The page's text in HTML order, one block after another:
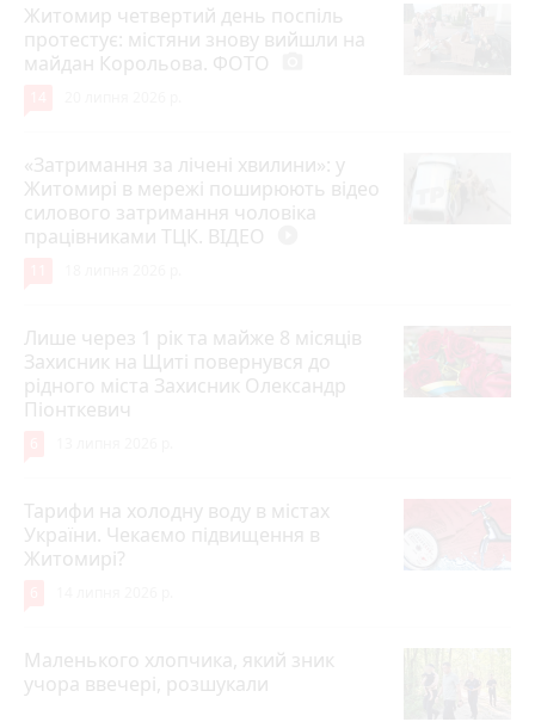
Житомир четвертий день поспіль
протестує: містяни знову вийшли на
майдан Корольова. ФОТО
«Затримання за лічені хвилини»: у
Житомирі в мережі поширюють відео
силового затримання чоловіка
працівниками ТЦК. ВІДЕО
Лише через 1 рік та майже 8 місяців
Захисник на Щиті повернувся до
рідного міста Захисник Олександр
Піонткевич
Тарифи на холодну воду в містах
України. Чекаємо підвищення в
Житомирі?
Маленького хлопчика, який зник
учора ввечері, розшукали